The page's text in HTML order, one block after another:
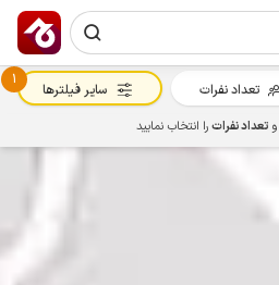
تعداد نفرات
1
سایر فیلترها
و تعداد نفراترا انتخاب نمایید